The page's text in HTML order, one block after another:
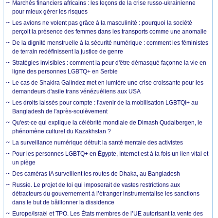
Marchés financiers africains : les leçons de la crise russo-ukrainienne
pour mieux gérer les risques
Les avions ne volent pas grâce à la masculinité : pourquoi la société
perçoit la présence des femmes dans les transports comme une anomalie
De la dignité menstruelle à la sécurité numérique : comment les féministes
de terrain redéfinissent la justice de genre
Stratégies invisibles : comment la peur d'être démasqué façonne la vie en
ligne des personnes LGBTQ+ en Serbie
Le cas de Shakira Galíndez met en lumière une crise croissante pour les
demandeurs d'asile trans vénézuéliens aux USA
Les droits laissés pour compte : l'avenir de la mobilisation LGBTQI+ au
Bangladesh de l'après-soulèvement
Qu'est-ce qui explique la célébrité mondiale de Dimash Qudaibergen, le
phénomène culturel du Kazakhstan ?
La surveillance numérique détruit la santé mentale des activistes
Pour les personnes LGBTQ+ en Égypte, Internet est à la fois un lien vital et
un piège
Des caméras IA surveillent les routes de Dhaka, au Bangladesh
Russie. Le projet de loi qui imposerait de vastes restrictions aux
détracteurs du gouvernement à l’étranger instrumentalise les sanctions
dans le but de bâillonner la dissidence
Europe/Israël et TPO. Les États membres de l’UE autorisant la vente des